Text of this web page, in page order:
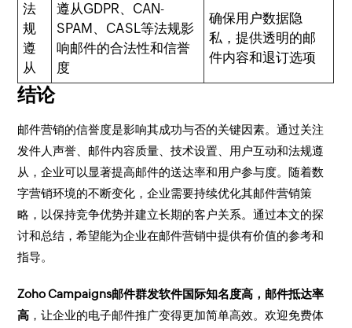
法
规
遵
从
遵从GDPR、CAN-
SPAM、CASL等法规影
响邮件的合法性和信誉
度
确保用户数据隐
私，提供透明的邮
件内容和退订选项
结论
邮件营销的信誉度是影响其成功与否的关键因素。通过关注
发件人声誉、邮件内容质量、技术设置、用户互动和法规遵
从，企业可以显著提高邮件的送达率和用户参与度。随着数
字营销环境的不断变化，企业需要持续优化其邮件营销策
略，以保持竞争优势并建立长期的客户关系。通过本文的探
讨和总结，希望能为企业在邮件营销中提供有价值的参考和
指导。
Zoho Campaigns邮件群发软件国际知名度高，邮件抵达率
高 ，让企业的电子邮件推广变得更加简单高效。欢迎免费体